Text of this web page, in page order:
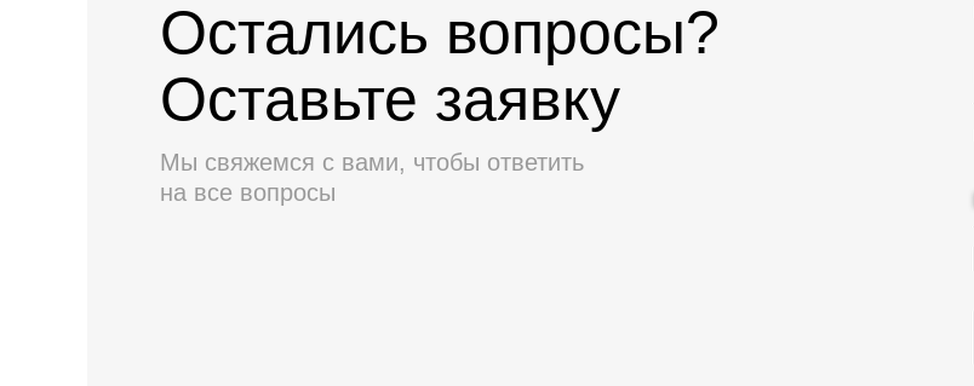
Мы свяжемся с вами, чтобы ответить
на все вопросы
Остались вопросы?
Оставьте заявку